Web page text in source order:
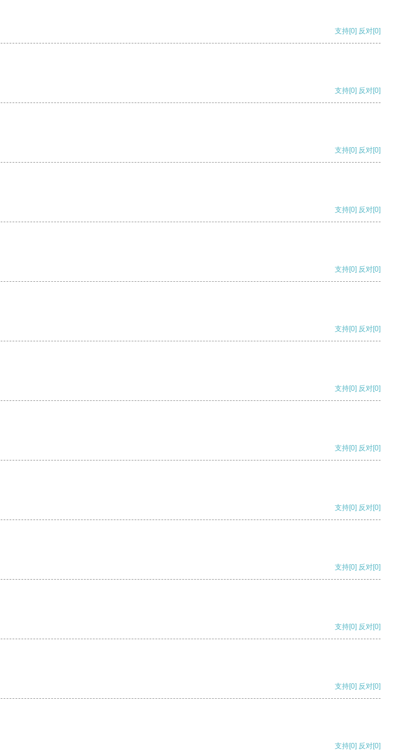
支持[0] 反对[0]
支持[0] 反对[0]
支持[0] 反对[0]
支持[0] 反对[0]
支持[0] 反对[0]
支持[0] 反对[0]
支持[0] 反对[0]
支持[0] 反对[0]
支持[0] 反对[0]
支持[0] 反对[0]
支持[0] 反对[0]
支持[0] 反对[0]
支持[0] 反对[0]